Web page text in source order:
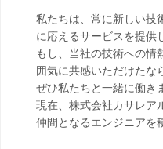
私たちは、常に新しい技
に応えるサービスを提供
もし、当社の技術への情
囲気に共感いただけたな
ぜひ私たちと一緒に働き
現在、株式会社カサレア
仲間となるエンジニアを